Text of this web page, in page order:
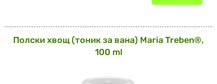
Полски хвощ (тоник за вана) Maria Treben®,
100 ml